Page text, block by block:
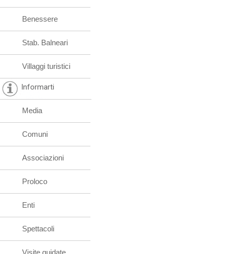
Benessere
Stab. Balneari
Villaggi turistici
Informarti
Media
Comuni
Associazioni
Proloco
Enti
Spettacoli
Visite guidate